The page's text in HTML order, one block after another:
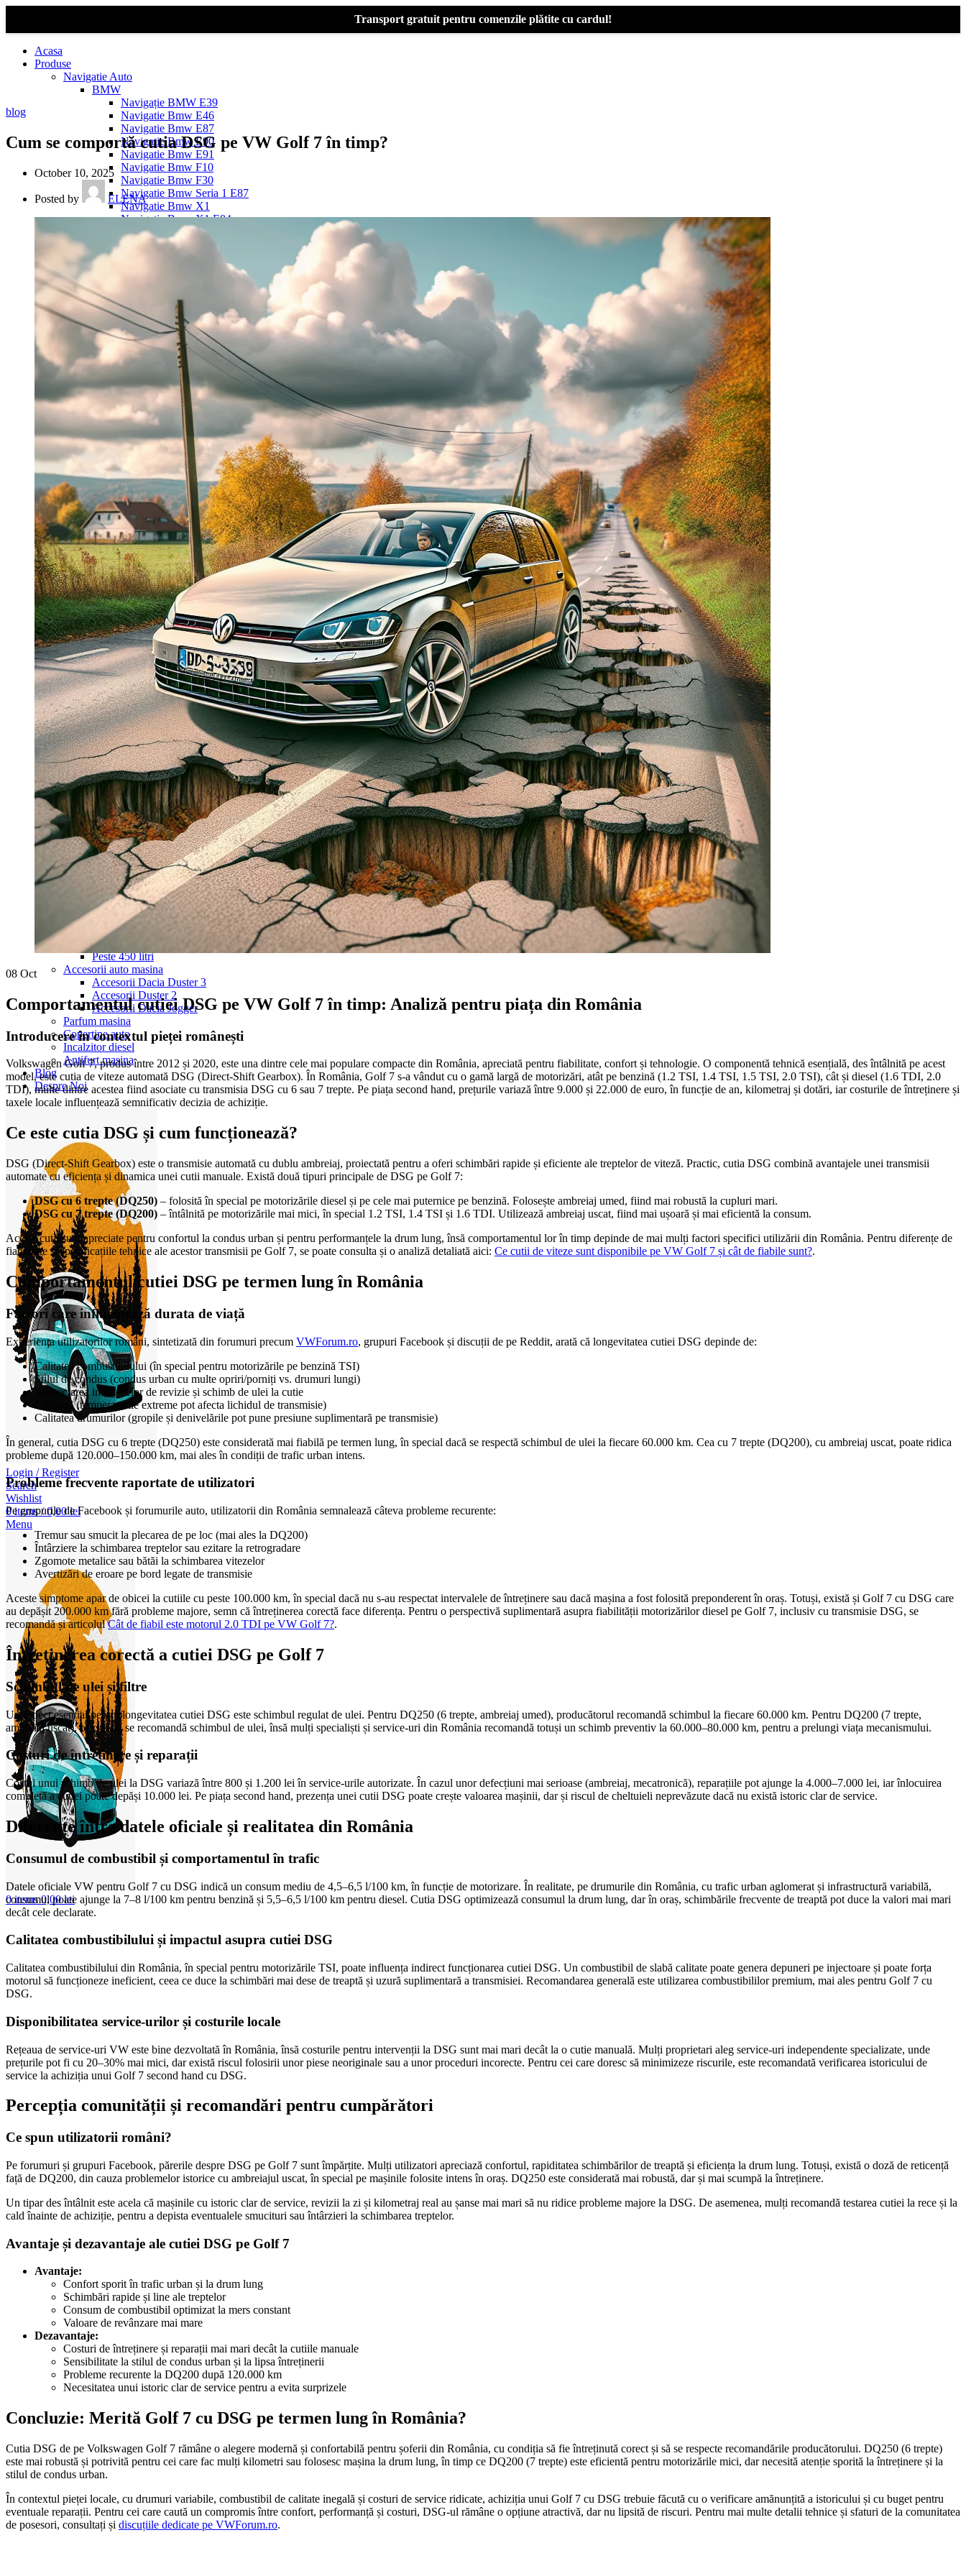
Transport gratuit pentru comenzile plătite cu cardul!
Acasa
Produse
Navigatie Auto
BMW
Navigație BMW E39
Navigatie Bmw E46
Navigatie Bmw E87
Navigatie Bmw E90
Navigatie Bmw E91
Navigatie Bmw F10
Navigatie Bmw F30
Navigatie Bmw Seria 1 E87
Navigatie Bmw X1
Navigatie Bmw X1 E84
Navigatie BMW X3
Navigatie BMW X3 E83
Dacia Logan
Navigație Dacia Logan 1 (2004–2012)
Navigație Dacia Logan 2 (2012–2020)
Navigație Dacia Logan 3 (2020–Prezent)
Dacia Duster
Navigatie Duster 2011
Navigatie Duster 2019
Audi
Navigatie Audi A3 8p
Navigatie Audi A4
Navigatie Audi A4 B6
Navigatie Audi A4 B7
Navigatie Audi A4 B8
Navigatie Audi A5
Navigatie Audi A6 C5
Navigatie Audi A6 C6
Navigatie Audi A6 C7
Navigatie Audi Q5
Ford
Navigație Ford Fiesta
Navigație Ford Focus 1
Navigație Ford Focus 2
Navigație Ford Focus MK3
Navigație Ford Mondeo MK3
Navigație Ford Mondeo MK4
Navigație Ford Transit
Mercedes
Navigație Mercedes C Class W203
Navigație Mercedes C Class W204
Navigație Mercedes W203
Navigație Mercedes W204
Navigație Mercedes W211
Navigație Mercedes Sprinter
Passat
Navigație Passat B5
Navigație Passat B5 5
Navigație Passat B6
Navigație Passat B7
Navigație Passat B8
Navigație Passat CC
Skoda
Navigație Skoda Fabia 1
Navigație Skoda Fabia 2
Navigație Skoda Octavia 1
Navigație Skoda Octavia 2
Navigație Skoda Octavia 3
Navigație Skoda Rapid
Navigație Skoda Superb 1
Navigație Skoda Superb 2
Navigație Toyota Avensis T25
Portbagaj Plafon Auto
Sub 350 Litri
Peste 350 Litri
Peste 450 litri
Accesorii auto masina
Accesorii Dacia Duster 3
Accesorii Duster 2
Accesorii Dacia Jogger
Parfum masina
Copertine auto
Incalzitor diesel
Antifurt masina
Blog
Despre Noi
Login / Register
Search
Wishlist
0items / 0,00lei
Menu
0items 0,00lei
blog
Cum se comportă cutia DSG pe VW Golf 7 în timp?
October 10, 2025
Posted by ELENA
08 Oct
Comportamentul cutiei DSG pe VW Golf 7 în timp: Analiză pentru piața din România
Introducere în contextul pieței românești
Volkswagen Golf 7, produs între 2012 și 2020, este una dintre cele mai populare compacte din România, apreciată pentru fiabilitate, confort și tehnologie. O componentă tehnică esențială, des întâlnită pe acest
model, este cutia de viteze automată DSG (Direct-Shift Gearbox). În România, Golf 7 s-a vândut cu o gamă largă de motorizări, atât pe benzină (1.2 TSI, 1.4 TSI, 1.5 TSI, 2.0 TSI), cât și diesel (1.6 TDI, 2.0
TDI), multe dintre acestea fiind asociate cu transmisia DSG cu 6 sau 7 trepte. Pe piața second hand, prețurile variază între 9.000 și 22.000 de euro, în funcție de an, kilometraj și dotări, iar costurile de întreținere și
taxele locale influențează semnificativ decizia de achiziție.
Ce este cutia DSG și cum funcționează?
DSG (Direct-Shift Gearbox) este o transmisie automată cu dublu ambreiaj, proiectată pentru a oferi schimbări rapide și eficiente ale treptelor de viteză. Practic, cutia DSG combină avantajele unei transmisii
automate cu eficiența și dinamica unei cutii manuale. Există două tipuri principale de DSG pe Golf 7:
DSG cu 6 trepte (DQ250) – folosită în special pe motorizările diesel și pe cele mai puternice pe benzină. Folosește ambreiaj umed, fiind mai robustă la cupluri mari.
DSG cu 7 trepte (DQ200) – întâlnită pe motorizările mai mici, în special 1.2 TSI, 1.4 TSI și 1.6 TDI. Utilizează ambreiaj uscat, fiind mai ușoară și mai eficientă la consum.
Aceste cutii sunt apreciate pentru confortul la condus urban și pentru performanțele la drum lung, însă comportamentul lor în timp depinde de mai mulți factori specifici utilizării din România. Pentru diferențe de
fiabilitate și specificațiile tehnice ale acestor transmisii pe Golf 7, se poate consulta și o analiză detaliată aici: Ce cutii de viteze sunt disponibile pe VW Golf 7 și cât de fiabile sunt?.
Comportamentul cutiei DSG pe termen lung în România
Factori care influențează durata de viață
Experiența utilizatorilor români, sintetizată din forumuri precum VWForum.ro, grupuri Facebook și discuții de pe Reddit, arată că longevitatea cutiei DSG depinde de:
Calitatea combustibilului (în special pentru motorizările pe benzină TSI)
Stilul de condus (condus urban cu multe opriri/porniți vs. drumuri lungi)
Respectarea intervalelor de revizie și schimb de ulei la cutie
Climatul (temperaturile extreme pot afecta lichidul de transmisie)
Calitatea drumurilor (gropile și denivelările pot pune presiune suplimentară pe transmisie)
În general, cutia DSG cu 6 trepte (DQ250) este considerată mai fiabilă pe termen lung, în special dacă se respectă schimbul de ulei la fiecare 60.000 km. Cea cu 7 trepte (DQ200), cu ambreiaj uscat, poate ridica
probleme după 120.000–150.000 km, mai ales în condiții de trafic urban intens.
Probleme frecvente raportate de utilizatori
Pe grupurile de Facebook și forumurile auto, utilizatorii din România semnalează câteva probleme recurente:
Tremur sau smucit la plecarea de pe loc (mai ales la DQ200)
Întârziere la schimbarea treptelor sau ezitare la retrogradare
Zgomote metalice sau bătăi la schimbarea vitezelor
Avertizări de eroare pe bord legate de transmisie
Aceste simptome apar de obicei la cutiile cu peste 100.000 km, în special dacă nu s-au respectat intervalele de întreținere sau dacă mașina a fost folosită preponderent în oraș. Totuși, există și Golf 7 cu DSG care
au depășit 200.000 km fără probleme majore, semn că întreținerea corectă face diferența. Pentru o perspectivă suplimentară asupra fiabilității motorizărilor diesel pe Golf 7, inclusiv cu transmisie DSG, se
recomandă și articolulCât de fiabil este motorul 2.0 TDI pe VW Golf 7?.
Întreținerea corectă a cutiei DSG pe Golf 7
Schimbul de ulei și filtre
Un aspect esențial pentru longevitatea cutiei DSG este schimbul regulat de ulei. Pentru DQ250 (6 trepte, ambreiaj umed), producătorul recomandă schimbul la fiecare 60.000 km. Pentru DQ200 (7 trepte,
ambreiaj uscat), oficial nu se recomandă schimbul de ulei, însă mulți specialiști și service-uri din România recomandă totuși un schimb preventiv la 60.000–80.000 km, pentru a prelungi viața mecanismului.
Costuri de întreținere și reparații
Costul unui schimb de ulei la DSG variază între 800 și 1.200 lei în service-urile autorizate. În cazul unor defecțiuni mai serioase (ambreiaj, mecatronică), reparațiile pot ajunge la 4.000–7.000 lei, iar înlocuirea
completă a cutiei poate depăși 10.000 lei. Pe piața second hand, prezența unei cutii DSG poate crește valoarea mașinii, dar și riscul de cheltuieli neprevăzute dacă nu există istoric clar de service.
Diferențe între datele oficiale și realitatea din România
Consumul de combustibil și comportamentul în trafic
Datele oficiale VW pentru Golf 7 cu DSG indică un consum mediu de 4,5–6,5 l/100 km, în funcție de motorizare. În realitate, pe drumurile din România, cu trafic urban aglomerat și infrastructură variabilă,
consumul poate ajunge la 7–8 l/100 km pentru benzină și 5,5–6,5 l/100 km pentru diesel. Cutia DSG optimizează consumul la drum lung, dar în oraș, schimbările frecvente de treaptă pot duce la valori mai mari
decât cele declarate.
Calitatea combustibilului și impactul asupra cutiei DSG
Calitatea combustibilului din România, în special pentru motorizările TSI, poate influența indirect funcționarea cutiei DSG. Un combustibil de slabă calitate poate genera depuneri pe injectoare și poate forța
motorul să funcționeze ineficient, ceea ce duce la schimbări mai dese de treaptă și uzură suplimentară a transmisiei. Recomandarea generală este utilizarea combustibililor premium, mai ales pentru Golf 7 cu
DSG.
Disponibilitatea service-urilor și costurile locale
Rețeaua de service-uri VW este bine dezvoltată în România, însă costurile pentru intervenții la DSG sunt mai mari decât la o cutie manuală. Mulți proprietari aleg service-uri independente specializate, unde
prețurile pot fi cu 20–30% mai mici, dar există riscul folosirii unor piese neoriginale sau a unor proceduri incorecte. Pentru cei care doresc să minimizeze riscurile, este recomandată verificarea istoricului de
service la achiziția unui Golf 7 second hand cu DSG.
Percepția comunității și recomandări pentru cumpărători
Ce spun utilizatorii români?
Pe forumuri și grupuri Facebook, părerile despre DSG pe Golf 7 sunt împărțite. Mulți utilizatori apreciază confortul, rapiditatea schimbărilor de treaptă și eficiența la drum lung. Totuși, există o doză de reticență
față de DQ200, din cauza problemelor istorice cu ambreiajul uscat, în special pe mașinile folosite intens în oraș. DQ250 este considerată mai robustă, dar și mai scumpă la întreținere.
Un tipar des întâlnit este acela că mașinile cu istoric clar de service, revizii la zi și kilometraj real au șanse mai mari să nu ridice probleme majore la DSG. De asemenea, mulți recomandă testarea cutiei la rece și la
cald înainte de achiziție, pentru a depista eventualele smucituri sau întârzieri la schimbarea treptelor.
Avantaje și dezavantaje ale cutiei DSG pe Golf 7
Avantaje:
Confort sporit în trafic urban și la drum lung
Schimbări rapide și line ale treptelor
Consum de combustibil optimizat la mers constant
Valoare de revânzare mai mare
Dezavantaje:
Costuri de întreținere și reparații mai mari decât la cutiile manuale
Sensibilitate la stilul de condus urban și la lipsa întreținerii
Probleme recurente la DQ200 după 120.000 km
Necesitatea unui istoric clar de service pentru a evita surprizele
Concluzie: Merită Golf 7 cu DSG pe termen lung în România?
Cutia DSG de pe Volkswagen Golf 7 rămâne o alegere modernă și confortabilă pentru șoferii din România, cu condiția să fie întreținută corect și să se respecte recomandările producătorului. DQ250 (6 trepte)
este mai robustă și potrivită pentru cei care fac mulți kilometri sau folosesc mașina la drum lung, în timp ce DQ200 (7 trepte) este eficientă pentru motorizările mici, dar necesită atenție sporită la întreținere și la
stilul de condus urban.
În contextul pieței locale, cu drumuri variabile, combustibil de calitate inegală și costuri de service ridicate, achiziția unui Golf 7 cu DSG trebuie făcută cu o verificare amănunțită a istoricului și cu buget pentru
eventuale reparații. Pentru cei care caută un compromis între confort, performanță și costuri, DSG-ul rămâne o opțiune atractivă, dar nu lipsită de riscuri. Pentru mai multe detalii tehnice și sfaturi de la comunitatea
de posesori, consultați și discuțiile dedicate pe VWForum.ro.